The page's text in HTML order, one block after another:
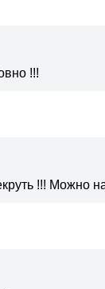
!!!
!!! Можно